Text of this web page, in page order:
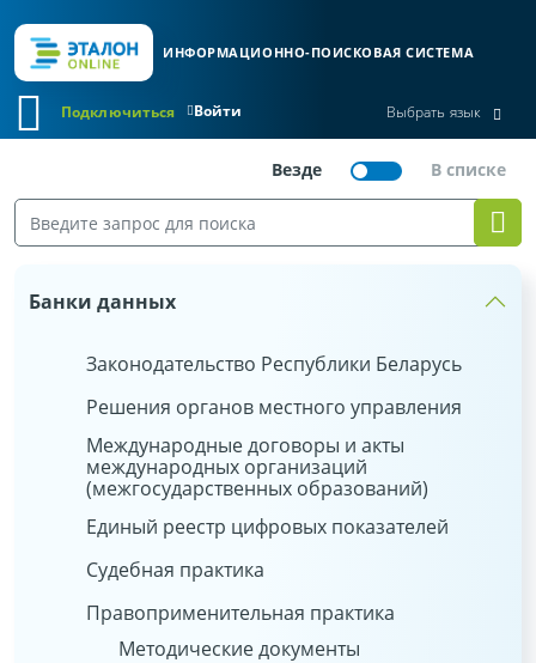
ИНФОРМАЦИОННО-ПОИСКОВАЯ СИСТЕМА
Войти
Подключиться Выбрать язык
Банки данных
Законодательство Республики Беларусь
Решения органов местного управления
Международные договоры и акты
международных организаций
(межгосударственных образований)
Единый реестр цифровых показателей
Судебная практика
Правоприменительная практика
Методические документы